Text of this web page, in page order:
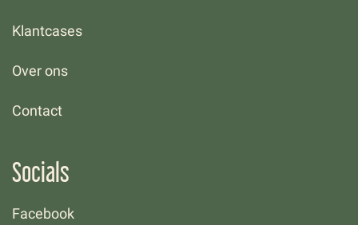
Klantcases
Over ons
Contact
Socials
Facebook